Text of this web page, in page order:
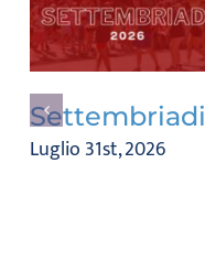
Settembriadi
Luglio 31st, 2026